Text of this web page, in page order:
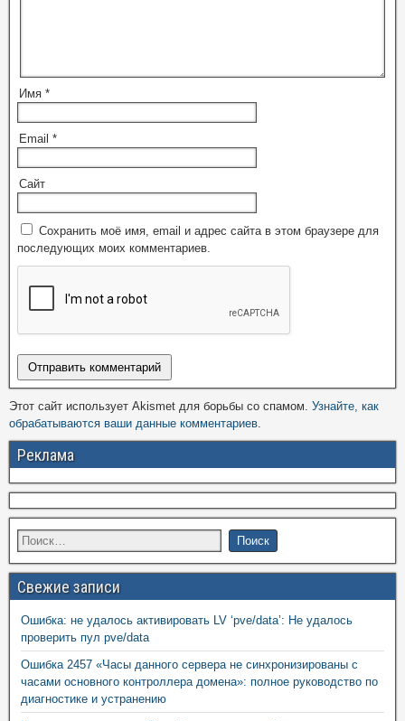
Имя *
Email *
Сайт
Сохранить моё имя, email и адрес сайта в этом браузере для
последующих моих комментариев.
Этот сайт использует Akismet для борьбы со спамом. Узнайте, как
обрабатываются ваши данные комментариев.
Реклама
Свежие записи
Ошибка: не удалось активировать LV ‘pve/data’: Не удалось
проверить пул pve/data
Ошибка 2457 «Часы данного сервера не синхронизированы с
часами основного контроллера домена»: полное руководство по
диагностике и устранению